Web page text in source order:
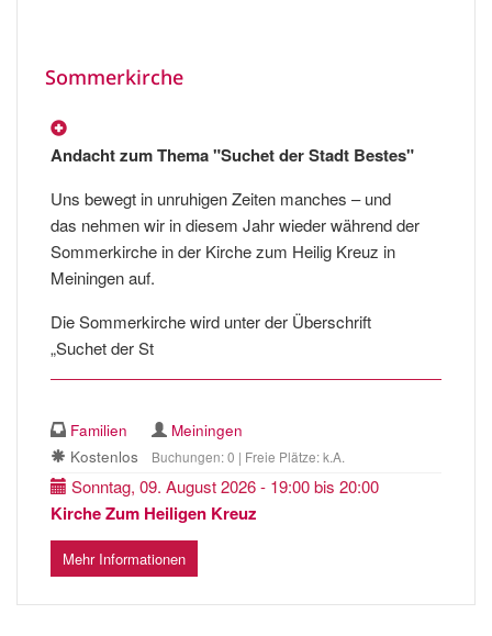
Sommerkirche
Andacht zum Thema "Suchet der Stadt Bestes"
Uns bewegt in unruhigen Zeiten manches – und
das nehmen wir in diesem Jahr wieder während der
Sommerkirche in der Kirche zum Heilig Kreuz in
Meiningen auf.
Die Sommerkirche wird unter der Überschrift
„Suchet der St
Familien
Meiningen
Kostenlos
Buchungen: 0 | Freie Plätze: k.A.
Sonntag, 09. August 2026 - 19:00 bis 20:00
Kirche Zum Heiligen Kreuz
Mehr Informationen